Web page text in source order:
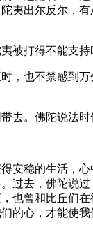
夷出尔反尔，
打得不能支持
也不禁感到万
。佛陀说法时
稳的生活，心
过去，佛陀说
也曾和比丘们
的心，才能使